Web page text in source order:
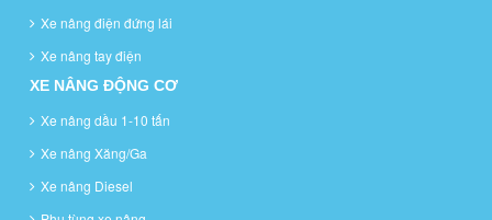
Xe nâng điện đứng lái
Xe nâng tay điện
XE NÂNG ĐỘNG CƠ
Xe nâng dầu 1-10 tấn
Xe nâng Xăng/Ga
Xe nâng Diesel